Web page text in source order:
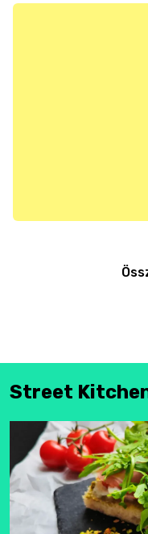
Street